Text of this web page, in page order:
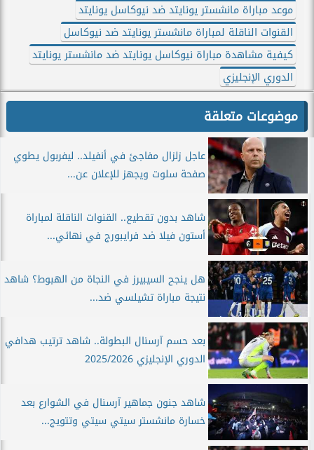
موعد مباراة مانشستر يونايتد ضد نيوكاسل يونايتد
القنوات الناقلة لمباراة مانشستر يونايتد ضد نيوكاسل
كيفية مشاهدة مباراة نيوكاسل يونايتد ضد مانشستر يونايتد
الدوري الإنجليزي
موضوعات متعلقة
عاجل زلزال مفاجئ في أنفيلد.. ليفربول يطوي
صفحة سلوت ويجهز للإعلان عن...
شاهد بدون تقطيع.. القنوات الناقلة لمباراة
أستون فيلا ضد فرايبورج في نهائي...
هل ينجح السيبيرز في النجاة من الهبوط؟ شاهد
نتيجة مباراة تشيلسي ضد...
بعد حسم آرسنال البطولة.. شاهد ترتيب هدافي
الدوري الإنجليزي 2025/2026
شاهد جنون جماهير آرسنال في الشوارع بعد
خسارة مانشستر سيتي سيتي وتتويج...